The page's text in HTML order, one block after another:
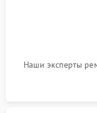
Наши эксперты